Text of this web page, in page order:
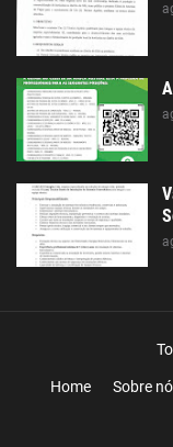
Home Sobre